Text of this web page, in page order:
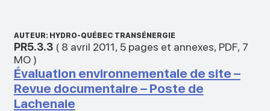
AUTEUR: HYDRO-QUÉBEC TRANSÉNERGIE
PR5.3.3( 8 avril 2011, 5 pages et annexes, PDF, 7
MO)
Évaluation environnementale de site –
Revue documentaire – Poste de
Lachenaie